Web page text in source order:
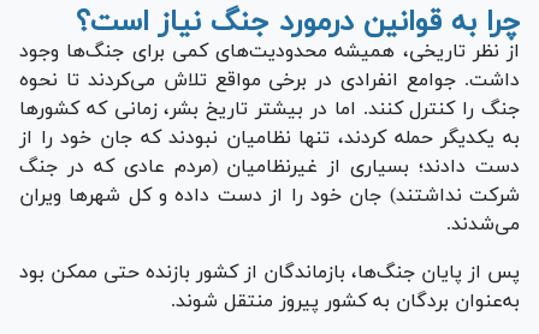
چرا به قوانین درمورد جنگ نیاز است؟
از نظر تاریخی، همیشه محدودیت‌های کمی برای جنگ‌ها وجود
داشت. جوامع انفرادی در برخی مواقع تلاش می‌کردند تا نحوه
جنگ را کنترل کنند. اما در بیشتر تاریخ بشر، زمانی که کشور‌ها
به یکدیگر حمله کردند، تنها نظامیان نبودند که جان خود را از
دست دادند؛ بسیاری از غیرنظامیان (مردم عادی که در جنگ
شرکت نداشتند) جان خود را از دست داده و کل شهر‌ها ویران
می‌شدند.
پس از پایان جنگ‌ها، بازماندگان از کشور بازنده حتی ممکن بود
به‌عنوان بردگان به کشور پیروز منتقل شوند.